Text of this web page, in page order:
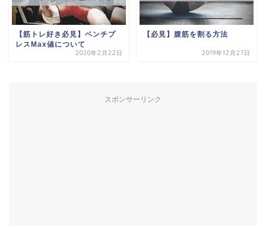
【筋トレ好き必見】ベンチプ
レスMax値について
2020年2月22日
【必見】腹筋を割る方法
2019年12月27日
スポンサーリンク